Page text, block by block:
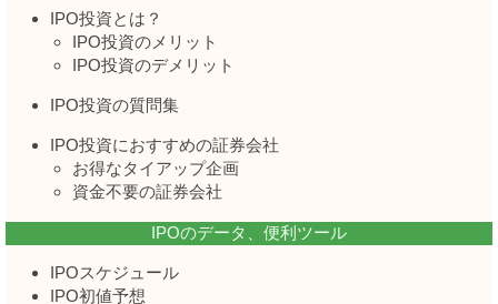
IPO投資とは？
IPO投資のメリット
IPO投資のデメリット
IPO投資の質問集
IPO投資におすすめの証券会社
お得なタイアップ企画
資金不要の証券会社
IPOのデータ、便利ツール
IPOスケジュール
IPO初値予想